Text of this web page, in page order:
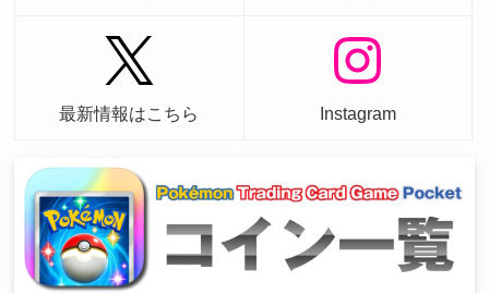
最新情報はこちら Instagram